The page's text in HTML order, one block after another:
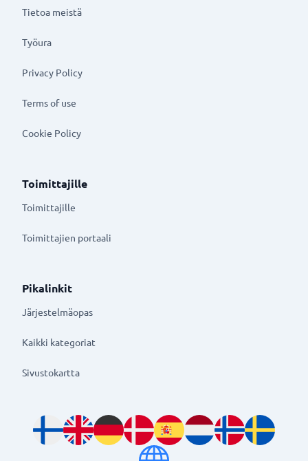
Tietoa meistä
Työura
Privacy Policy
Terms of use
Cookie Policy
Toimittajille
Toimittajille
Toimittajien portaali
Pikalinkit
Järjestelmäopas
Kaikki kategoriat
Sivustokartta